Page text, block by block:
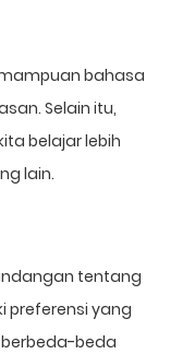
bahasa
Selain itu,
belajar lebih
lain.
tentang
preferensi yang
beda